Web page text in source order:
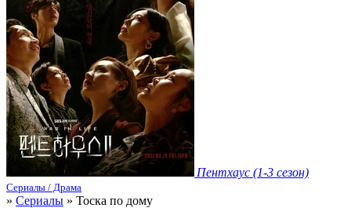
Пентхаус (1-3 сезон)
Сериалы / Драма
» Сериалы » Тоска по дому